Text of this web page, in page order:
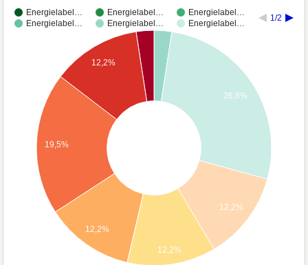
Energielabel… Energielabel…
Energielabel…
Energielabel…
Energielabel… Energielabel…
1/2
26,8%
12,2%
12,2%
19,5%
12,2%
12,2%